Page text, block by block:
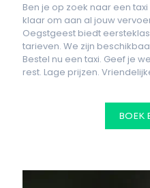
Ben je op zoek naar een
klaar om aan al jouw
Oegstgeest biedt
tarieven. We zijn
Bestel nu een taxi. Geef je
rest. Lage prijzen.
BOEK